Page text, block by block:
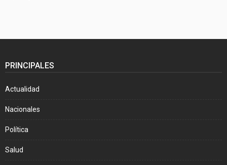
PRINCIPALES
Actualidad
Nacionales
Política
Salud